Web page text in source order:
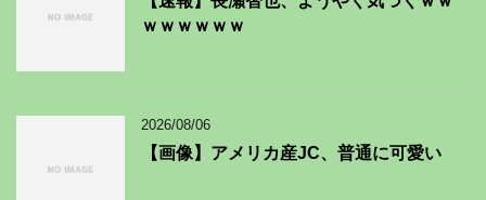
ｗｗｗｗｗｗ
2026/08/06
【画像】アメリカ産JC、普通に可愛い